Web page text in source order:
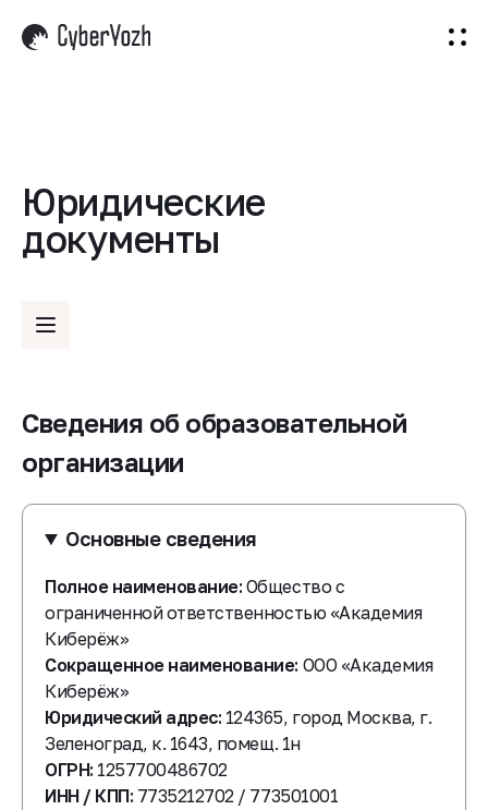
Юридические
документы
Сведения об образовательной
организации
Основные сведения
Полное наименование: Общество с
ограниченной ответственностью «Академия
Киберёж»
Сокращенное наименование: ООО «Академия
Киберёж»
Юридический адрес: 124365, город Москва, г.
Зеленоград, к. 1643, помещ. 1н
ОГРН: 1257700486702
ИНН / КПП: 7735212702 / 773501001